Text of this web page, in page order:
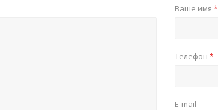
Ваше имя *
Телефон *
E-mail